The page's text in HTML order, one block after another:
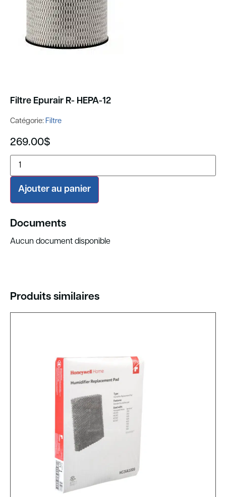
Filtre Epurair R- HEPA-12
Catégorie: Filtre
269.00$
Ajouter au panier
Documents
Aucun document disponible
Produits similaires